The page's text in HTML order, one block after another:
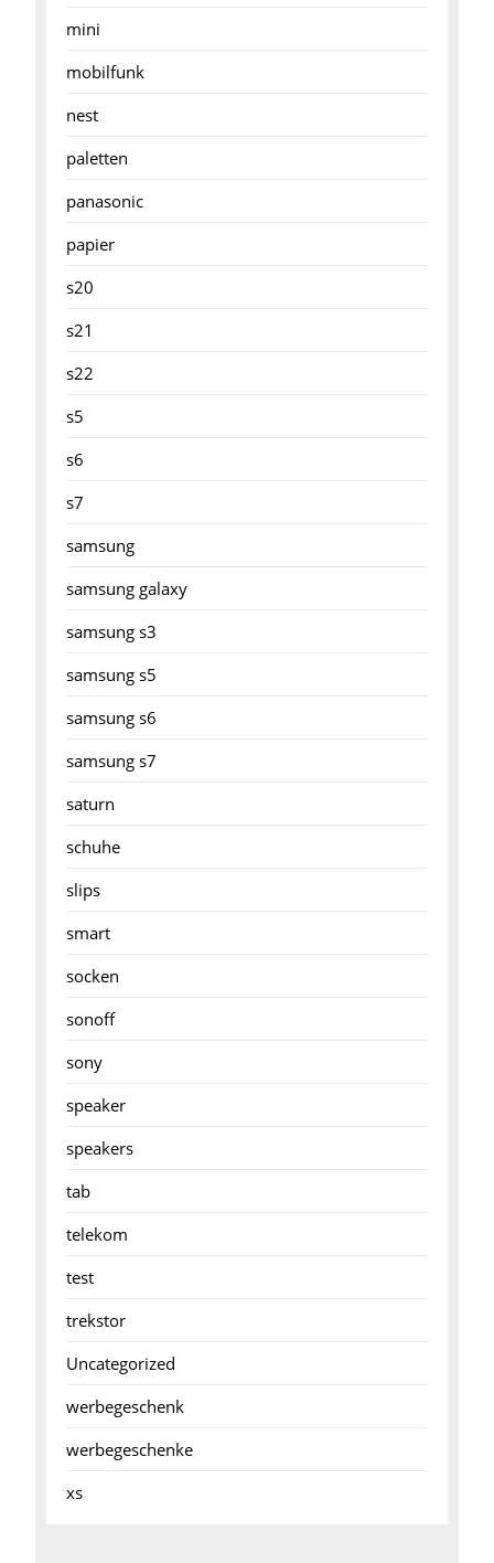
mini
mobilfunk
nest
paletten
panasonic
papier
s20
s21
s22
s5
s6
s7
samsung
samsung galaxy
samsung s3
samsung s5
samsung s6
samsung s7
saturn
schuhe
slips
smart
socken
sonoff
sony
speaker
speakers
tab
telekom
test
trekstor
Uncategorized
werbegeschenk
werbegeschenke
xs